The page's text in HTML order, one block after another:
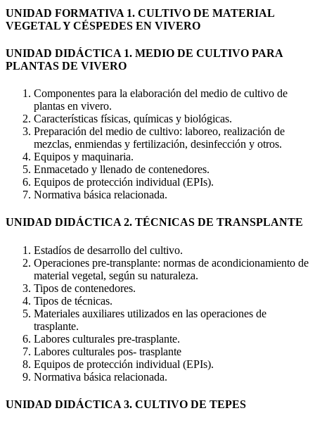
UNIDAD FORMATIVA 1. CULTIVO DE MATERIAL
VEGETAL Y CÉSPEDES EN VIVERO
UNIDAD DIDÁCTICA 1. MEDIO DE CULTIVO PARA
PLANTAS DE VIVERO
Componentes para la elaboración del medio de cultivo de
plantas en vivero.
Características físicas, químicas y biológicas.
Preparación del medio de cultivo: laboreo, realización de
mezclas, enmiendas y fertilización, desinfección y otros.
Equipos y maquinaria.
Enmacetado y llenado de contenedores.
Equipos de protección individual (EPIs).
Normativa básica relacionada.
UNIDAD DIDÁCTICA 2. TÉCNICAS DE TRANSPLANTE
Estadíos de desarrollo del cultivo.
Operaciones pre-transplante: normas de acondicionamiento de
material vegetal, según su naturaleza.
Tipos de contenedores.
Tipos de técnicas.
Materiales auxiliares utilizados en las operaciones de
trasplante.
Labores culturales pre-trasplante.
Labores culturales pos- trasplante
Equipos de protección individual (EPIs).
Normativa básica relacionada.
UNIDAD DIDÁCTICA 3. CULTIVO DE TEPES